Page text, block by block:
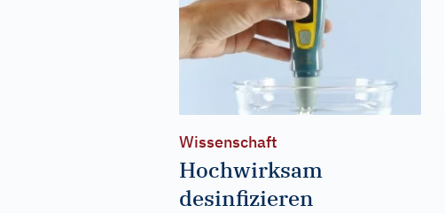
Wissenschaft
Hochwirksam
desinfizieren